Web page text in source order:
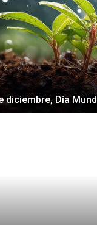
diciembre, Día